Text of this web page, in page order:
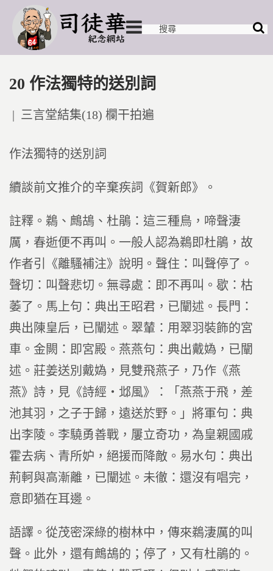
20 作法獨特的送別詞
Posted
三言堂結集(18) 欄干拍遍
作法獨特的送別詞
續談前文推介的辛棄疾詞《賀新郎》。
註釋。鵜、鷓鴣、杜鵑：這三種鳥，啼聲淒
厲，春逝便不再叫。一般人認為鵜即杜鵑，故
作者引《離騷補注》說明。聲住：叫聲停了。
聲切：叫聲悲切。無尋處：即不再叫。歇：枯
萎了。馬上句：典出王昭君，已闡述。長門：
典出陳皇后，已闡述。翠輦：用翠羽裝飾的宮
車。金闕：即宮殿。燕燕句：典出戴媯，已闡
述。莊姜送別戴媯，見雙飛燕子，乃作《燕
燕》詩，見《詩經‧邶風》：「燕燕于飛，差
池其羽，之子于歸，遠送於野。」將軍句：典
出李陵。李驍勇善戰，屢立奇功，為皇親國戚
霍去病、青所妒，絕援而降敵。易水句：典出
荊軻與高漸離，已闡述。未徹：還沒有唱完，
意即猶在耳邊。
語譯。從茂密深綠的樹林中，傳來鵜淒厲的叫
聲。此外，還有鷓鴣的；停了，又有杜鵑的。